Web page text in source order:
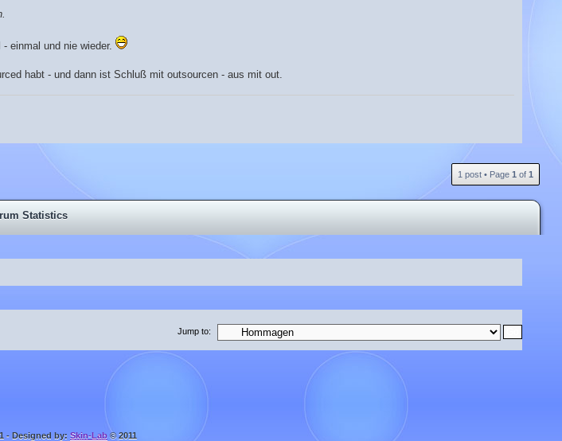
einmal und nie wieder.
habt - und dann ist Schluß mit outsourcen - aus mit out.
1 post • Page 1 of 1
Statistics
Jump to:
- Designed by: Skin-Lab © 2011